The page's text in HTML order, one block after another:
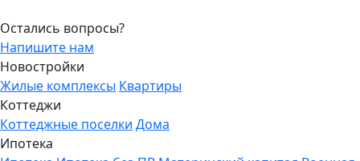
Остались вопросы?
Напишите нам
Новостройки
Жилые комплексы Квартиры
Коттеджи
Коттеджные поселки Дома
Ипотека